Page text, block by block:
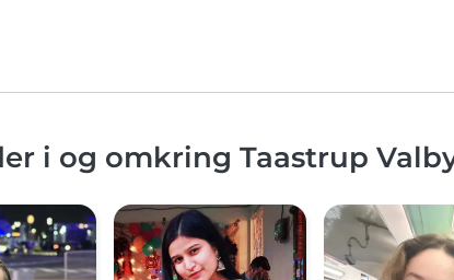
i og omkring Taastrup